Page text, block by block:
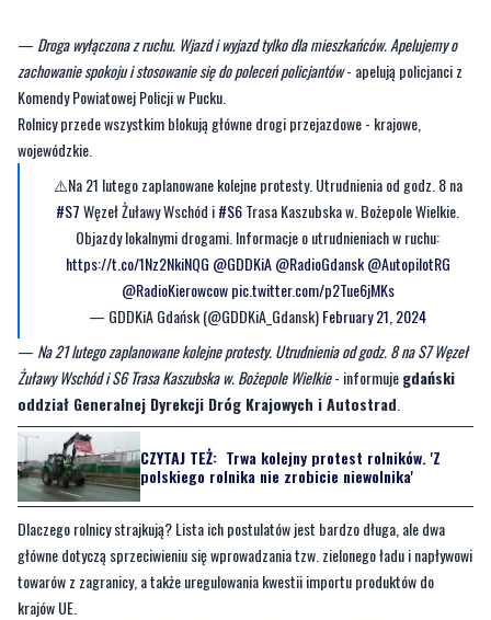
— Droga wyłączona z ruchu. Wjazd i wyjazd tylko dla mieszkańców. Apelujemy o
zachowanie spokoju i stosowanie się do poleceń policjantów- apelują policjanci z
Komendy Powiatowej Policji w Pucku.
Rolnicy przede wszystkim blokują główne drogi przejazdowe - krajowe,
wojewódzkie.
⚠️Na 21 lutego zaplanowane kolejne protesty. Utrudnienia od godz. 8 na
#S7Węzeł Żuławy Wschód i#S6Trasa Kaszubska w. Bożepole Wielkie.
Objazdy lokalnymi drogami. Informacje o utrudnieniach w ruchu:
https://t.co/1Nz2NkiNQG @GDDKiA @RadioGdansk @AutopilotRG
@RadioKierowcow pic.twitter.com/p2Tue6jMKs
— GDDKiA Gdańsk (@GDDKiA_Gdansk)February 21, 2024
— Na 21 lutego zaplanowane kolejne protesty. Utrudnienia od godz. 8 na S7 Węzeł
Żuławy Wschód i S6 Trasa Kaszubska w. Bożepole Wielkie- informujegdański
oddział Generalnej Dyrekcji Dróg Krajowych i Autostrad
CZYTAJ TEŻ: Trwa kolejny protest rolników. 'Z
polskiego rolnika nie zrobicie niewolnika'
Dlaczego rolnicy strajkują? Lista ich postulatów jest bardzo długa, ale dwa
główne dotyczą sprzeciwieniu się wprowadzania tzw. zielonego ładu i napływowi
towarów z zagranicy, a także uregulowania kwestii importu produktów do
krajów UE.